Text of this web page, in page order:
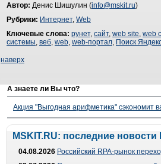
Автор: Денис Шишулин (info@mskit.ru)
Рубрики: Интернет, Web
Ключевые слова: рунет, сайт, web site, web
системы, веб, web, web-портал, Поиск
наверх
А знаете ли Вы что?
Акция "Выгодная арифметика" сэкономит
MSKIT.RU: последние
04.08.2026 Российский RPA-рынок